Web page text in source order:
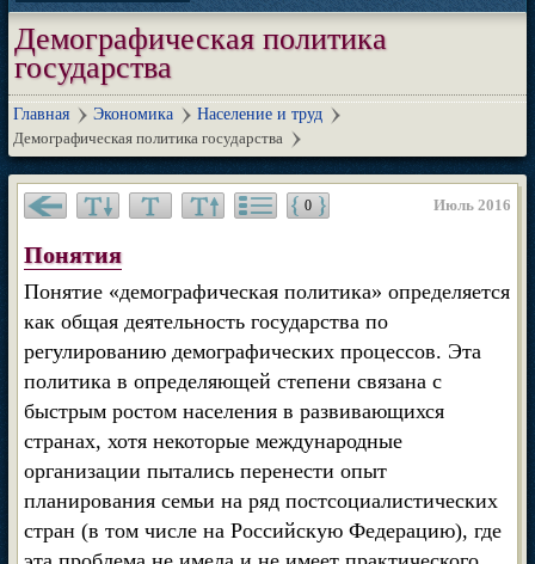
Демографическая политика
государства
Главная Экономика
Население и труд
Демографическая политика государства
0 Июль 2016
Понятия
Понятие «демографическая политика» определяется
как общая деятельность государства по
регулированию демографических процессов. Эта
политика в определяющей степени связана с
быстрым ростом населения в развивающихся
странах, хотя некоторые международные
организации пытались перенести опыт
планирования семьи на ряд постсоциалистических
стран (в том числе на Российскую Федерацию), где